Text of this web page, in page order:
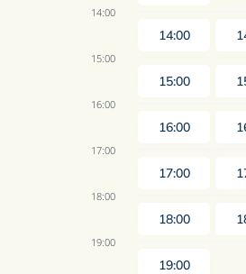
14:00
14:00
15:00
15:00
16:00
16:00
17:00
17:00
18:00
18:00
19:00
19:00